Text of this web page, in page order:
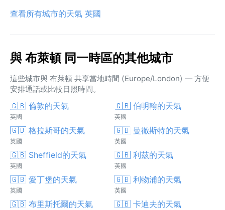
查看所有城市的天氣 英國
與 布萊頓 同一時區的其他城市
這些城市與 布萊頓 共享當地時間 (Europe/London) — 方便
安排通話或比較日照時間。
🇬🇧 倫敦的天氣
英國
🇬🇧 伯明翰的天氣
英國
🇬🇧 格拉斯哥的天氣
英國
🇬🇧 曼徹斯特的天氣
英國
🇬🇧 Sheffield的天氣
英國
🇬🇧 利茲的天氣
英國
🇬🇧 愛丁堡的天氣
英國
🇬🇧 利物浦的天氣
英國
🇬🇧 布里斯托爾的天氣 🇬🇧 卡迪夫的天氣